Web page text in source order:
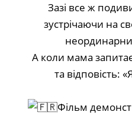
Зазі все ж
зустрічаючи на
А коли мама
та відповість:
Фільм